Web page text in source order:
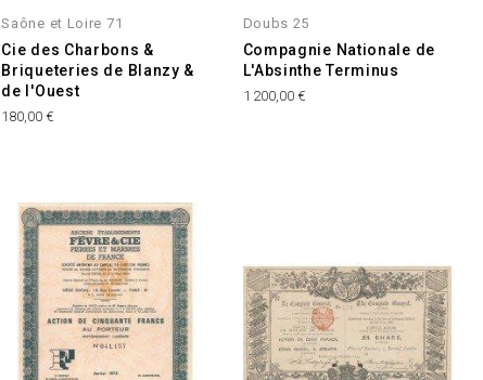
Saône et Loire 71
Cie des Charbons &
Briqueteries de Blanzy &
de l'Ouest
Prix
180,00 €
Doubs 25
Compagnie Nationale de
L'Absinthe Terminus
Prix
1 200,00 €